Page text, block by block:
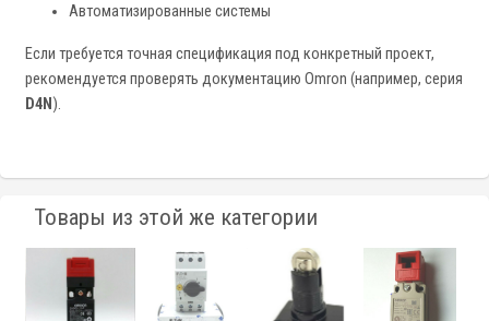
Автоматизированные системы
Если требуется точная спецификация под конкретный проект,
рекомендуется проверять документацию Omron (например, серия
D4N ).
Товары из этой же категории